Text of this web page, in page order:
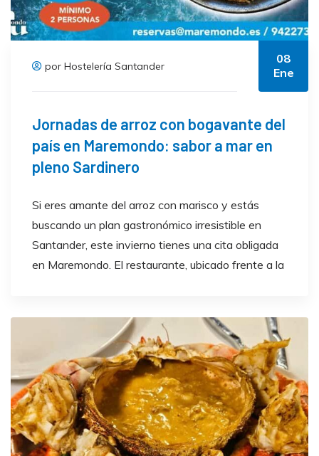
por Hostelería Santander
08
Ene
Jornadas de arroz con bogavante del
país en Maremondo: sabor a mar en
pleno Sardinero
Si eres amante del arroz con marisco y estás
buscando un plan gastronómico irresistible en
Santander, este invierno tienes una cita obligada
en Maremondo. El restaurante, ubicado frente a la